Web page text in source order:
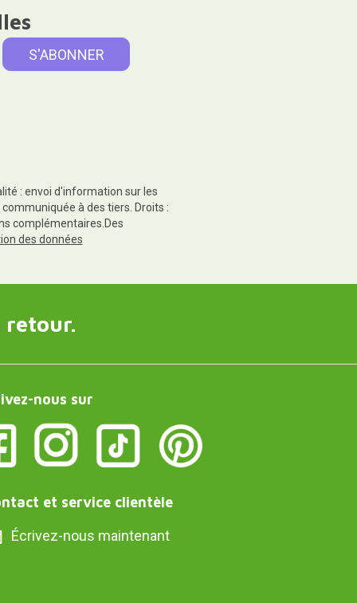
: envoi d'information sur les
à des tiers. Droits :
complémentaires.Des
des données
retour.
nous sur
et service clientèle
Écrivez-nous maintenant